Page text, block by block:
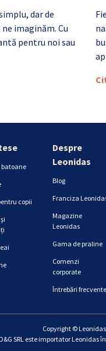
dar de
imaginăm. Cu
pentru noi sau
batoane
copii
Despre
Leonidas
Blog
Franciza
Magazine
Leonidas
Gama de praline
Comenzi
corporate
Întrebări frecvente
Copyright ©
SRL este importator Leonidas